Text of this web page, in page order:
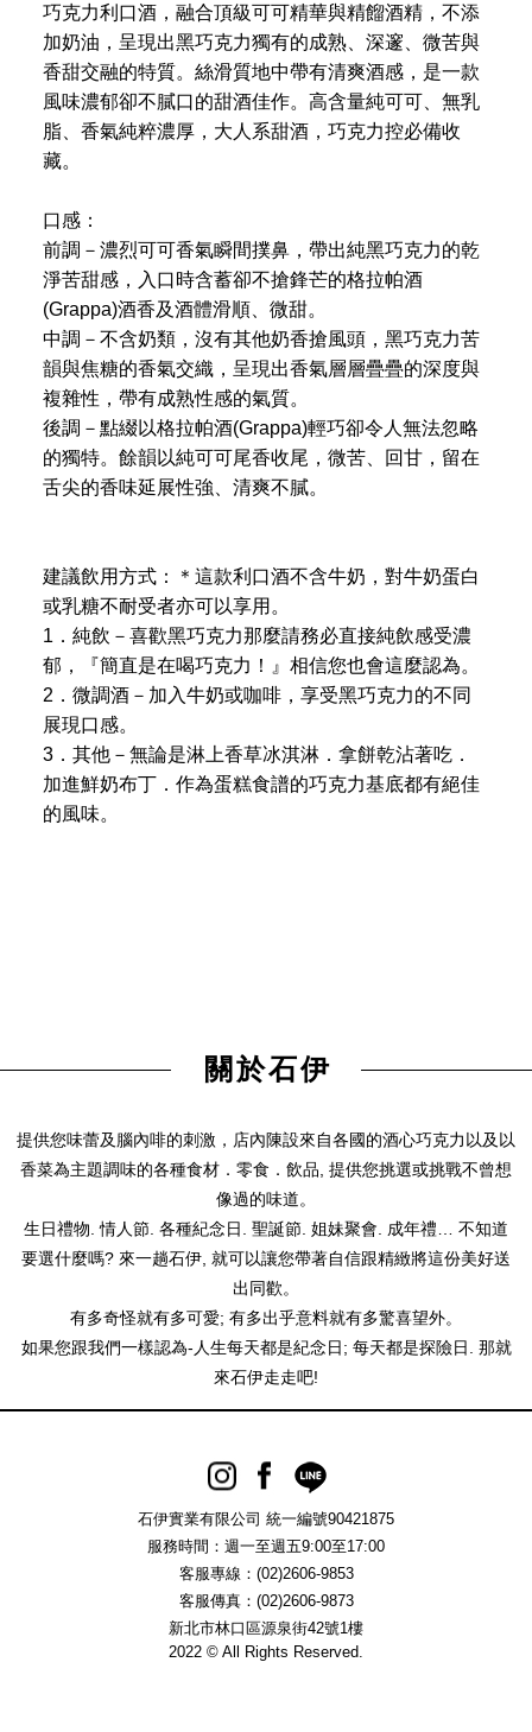
巧克力利口酒，融合頂級可可精華與精餾酒精，不添
加奶油，呈現出黑巧克力獨有的成熟、深邃、微苦與
香甜交融的特質。絲滑質地中帶有清爽酒感，是一款
風味濃郁卻不膩口的甜酒佳作。高含量純可可、無乳
脂、香氣純粹濃厚，大人系甜酒，巧克力控必備收
藏。
口感：
前調－濃烈可可香氣瞬間撲鼻，帶出純黑巧克力的乾
淨苦甜感，入口時含蓄卻不搶鋒芒的格拉帕酒
(Grappa)酒香及酒體滑順、微甜。
中調－不含奶類，沒有其他奶香搶風頭，黑巧克力苦
韻與焦糖的香氣交織，呈現出香氣層層疊疊的深度與
複雜性，帶有成熟性感的氣質。
後調－點綴以格拉帕酒(Grappa)輕巧卻令人無法忽略
的獨特。餘韻以純可可尾香收尾，微苦、回甘，留在
舌尖的香味延展性強、清爽不膩。
建議飲用方式：＊這款利口酒不含牛奶，對牛奶蛋白
或乳糖不耐受者亦可以享用。
1．純飲－喜歡黑巧克力那麼請務必直接純飲感受濃
郁，『簡直是在喝巧克力！』相信您也會這麼認為。
2．微調酒－加入牛奶或咖啡，享受黑巧克力的不同
展現口感。
3．其他－無論是淋上香草冰淇淋．拿餅乾沾著吃．
加進鮮奶布丁．作為蛋糕食譜的巧克力基底都有絕佳
的風味。
關於石伊
提供您味蕾及腦內啡的刺激，店內陳設來自各國的酒心巧克力以及以
香菜為主題調味的各種食材．零食．飲品, 提供您挑選或挑戰不曾想
像過的味道。
生日禮物. 情人節. 各種紀念日. 聖誕節. 姐妹聚會. 成年禮… 不知道
要選什麼嗎? 來一趟石伊, 就可以讓您帶著自信跟精緻將這份美好送
出同歡。
有多奇怪就有多可愛; 有多出乎意料就有多驚喜望外。
如果您跟我們一樣認為-人生每天都是紀念日; 每天都是探險日. 那就
來石伊走走吧!
石伊實業有限公司 統一編號90421875
服務時間：週一至週五9:00至17:00
客服專線：(02)2606-9853
客服傳真：(02)2606-9873
新北市林口區源泉街42號1樓
2022 © All Rights Reserved.